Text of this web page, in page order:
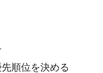
順位を決める